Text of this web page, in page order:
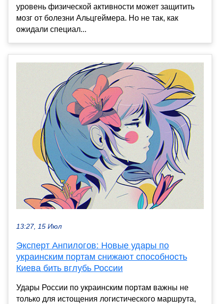
уровень физической активности может защитить
мозг от болезни Альцгеймера. Но не так, как
ожидали специал...
13:27, 15 Июл
Эксперт Анпилогов: Новые удары по
украинским портам снижают способность
Киева бить вглубь России
Удары России по украинским портам важны не
только для истощения логистического маршрута,